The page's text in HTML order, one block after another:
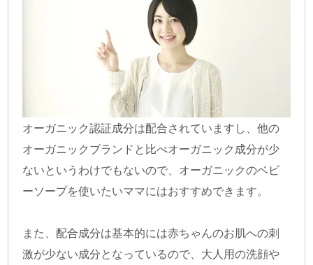
オーガニック認証成分は配合されていますし、他の
オーガニックブランドと比べオーガニック成分が少
ないというわけでもないので、オーガニックのベビ
ーソープを使いたいママにはおすすめできます。
また、配合成分は基本的には赤ちゃんのお肌への刺
激が少ない成分となっているので、大人用の洗顔や